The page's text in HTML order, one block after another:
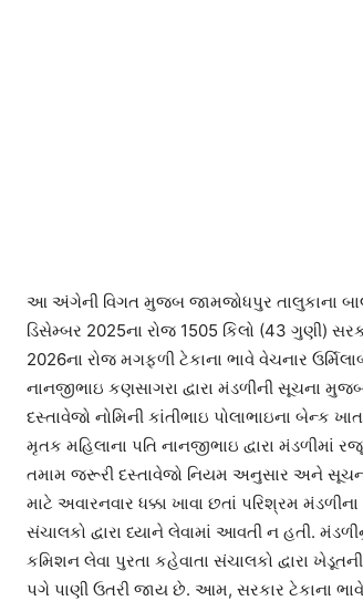
આ અંગેની વિગત મુજબ જામજોધપુર તાલુકાના
ડિસેમ્બર 2025ના રોજ 1505 કિલો (43 ગુણી)
2026ના રોજ મગફળી ટેકાના ભાવે વેચનાર
નાનજીભાઇ કણસાગરા દ્વારા મંડળીની સૂચના મુજબ
દસ્તાવેજો નોમિની કાંતીભાઇ પોલાભાઇના બેન્ક
મૃતક મહિલાના પતિ નાનજીભાઇ દ્વારા મંડળીમાં
તમામ જરૂરી દસ્તાવેજો નિયમ અનુસાર અને સૂચના
માટે અવારનવાર ધક્કા ખાવા છતાં પરિશ્રમ
સંચાલકો દ્વારા ધ્યાને લેવામાં આવતી ન હતી.
કમિશન લેવા પુરતા કહેવાતા સંચાલકો દ્વારા
પગે પાણી ઉતરી જાય છે. આમ, સરકાર ટેકાના